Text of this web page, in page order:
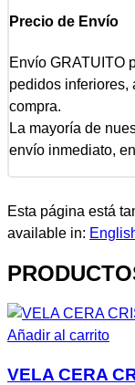
Precio de Envío
Envío GRATUITO
pedidos inferiores,
compra.
La mayoría de
envío inmediato,
Esta página está
available in:
Añadir al carrito
VELA CERA